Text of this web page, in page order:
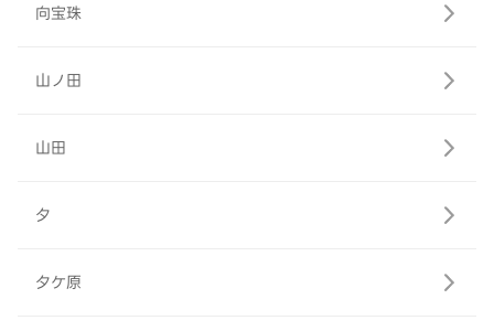
向宝珠
山ノ田
山田
夕
夕ケ原